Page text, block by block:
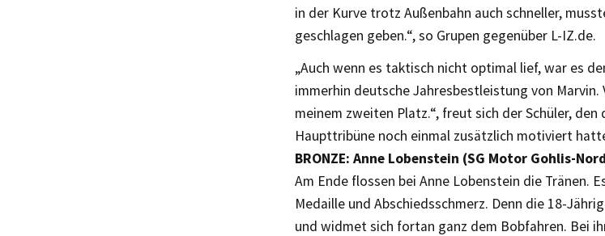
in der Kurve trotz Außenbahn auch schneller,
geschlagen geben.“, so Grupen gegenüber L-IZ.de.
„Auch wenn es taktisch nicht optimal lief, war es
immerhin deutsche Jahresbestleistung von
meinem zweiten Platz.“, freut sich der Schüler,
Haupttribüne noch einmal zusätzlich motiviert
BRONZE: Anne Lobenstein (SG Motor Gohlis-
Am Ende flossen bei Anne Lobenstein die Tränen.
Medaille und Abschiedsschmerz. Denn die 18-
und widmet sich fortan ganz dem Bobfahren. Bei